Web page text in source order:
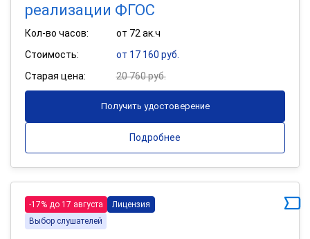
реализации ФГОС
Кол-во часов:
от 72 ак.ч
Стоимость:
от 17 160 руб.
Старая цена:
20 760 руб.
Получить удостоверение
Подробнее
-17% до 17 августа
Лицензия
Выбор слушателей